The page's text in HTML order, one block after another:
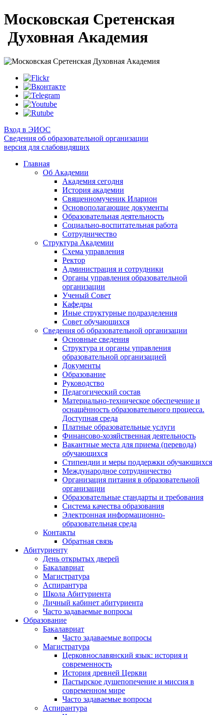
Московская Сретенская
Духовная Академия
Вход в ЭИОС
Сведения об образовательной организации
версия для слабовидящих
Главная
Об Академии
Академия сегодня
История академии
Священномученик Иларион
Основополагающие документы
Образовательная деятельность
Социально-воспитательная работа
Сотрудничество
Структура Академии
Схема управления
Ректор
Администрация и сотрудники
Органы управления образовательной
организации
Ученый Совет
Кафедры
Иные структурные подразделения
Совет обучающихся
Сведения об образовательной организации
Основные сведения
Структура и органы управления
образовательной организацией
Документы
Образование
Руководство
Педагогический состав
Материально-техническое обеспечение и
оснащённость образовательного процесса.
Доступная среда
Платные образовательные услуги
Финансово-хозяйственная деятельность
Вакантные места для приема (перевода)
обучающихся
Стипендии и меры поддержки обучающихся
Международное сотрудничество
Организация питания в образовательной
организации
Образовательные стандарты и требования
Система качества образования
Электронная информационно-
образовательная среда
Контакты
Обратная связь
Абитуриенту
День открытых дверей
Бакалавриат
Магистратура
Аспирантура
Школа Абитуриента
Личный кабинет абитуриента
Часто задаваемые вопросы
Образование
Бакалавриат
Часто задаваемые вопросы
Магистратура
Церковнославянский язык: история и
современность
История древней Церкви
Пастырское душепопечение и миссия в
современном мире
Часто задаваемые вопросы
Аспирантура